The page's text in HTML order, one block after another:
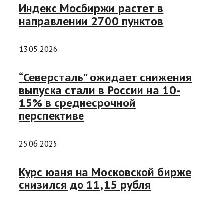
Индекс Мосбиржи растет в
направлении 2700 пунктов
13.05.2026
“Северсталь” ожидает снижения
выпуска стали в России на 10-
15% в среднесрочной
перспективе
25.06.2025
Курс юаня на Московской бирже
снизился до 11,15 рубля